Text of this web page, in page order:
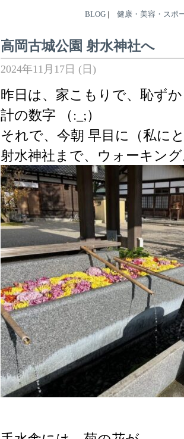
BLOG | 健康・美容・スポ
高岡古城公園 射水神社へ
2024年11月17日 (日)
昨日は、家こもりで、恥ず
計の数字 （:_;）
それで、今朝 早目に（私に
射水神社まで、ウォーキン